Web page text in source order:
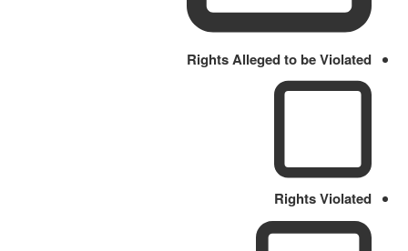
Rights Alleged to be Violated
Rights Violated